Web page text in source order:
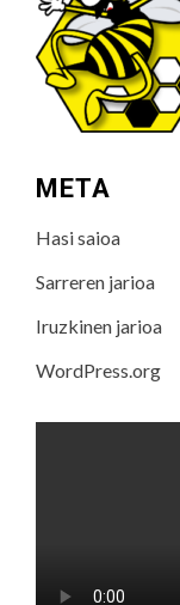
META
Hasi saioa
Sarreren jarioa
Iruzkinen jarioa
WordPress.org